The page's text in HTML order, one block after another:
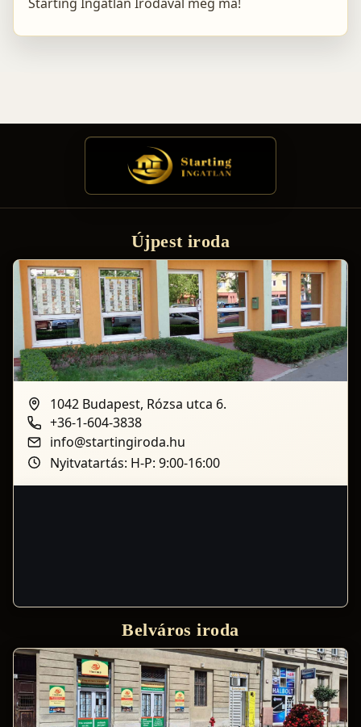
Újpest iroda
1042 Budapest, Rózsa utca 6.
+36-1-604-3838
info@startingiroda.hu
Nyitvatartás: H-P: 9:00-16:00
Belváros iroda